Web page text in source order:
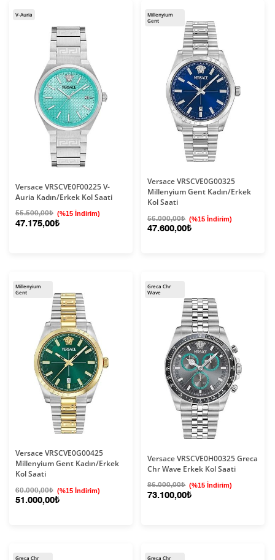
V-Auria
Versace VRSCVE0F00225 V-
Auria Kadın/Erkek Kol Saati
55.500,00₺ (%15 İndirim)
47.175,00₺
Millenyium
Gent
Versace VRSCVE0G00325
Millenyium Gent Kadın/Erkek
Kol Saati
56.000,00₺ (%15 İndirim)
47.600,00₺
Millenyium
Gent
Versace VRSCVE0G00425
Millenyium Gent Kadın/Erkek
Kol Saati
60.000,00₺ (%15 İndirim)
51.000,00₺
Greca Chr
Wave
Versace VRSCVE0H00325 Greca
Chr Wave Erkek Kol Saati
86.000,00₺ (%15 İndirim)
73.100,00₺
Greca Chr
Greca Chr